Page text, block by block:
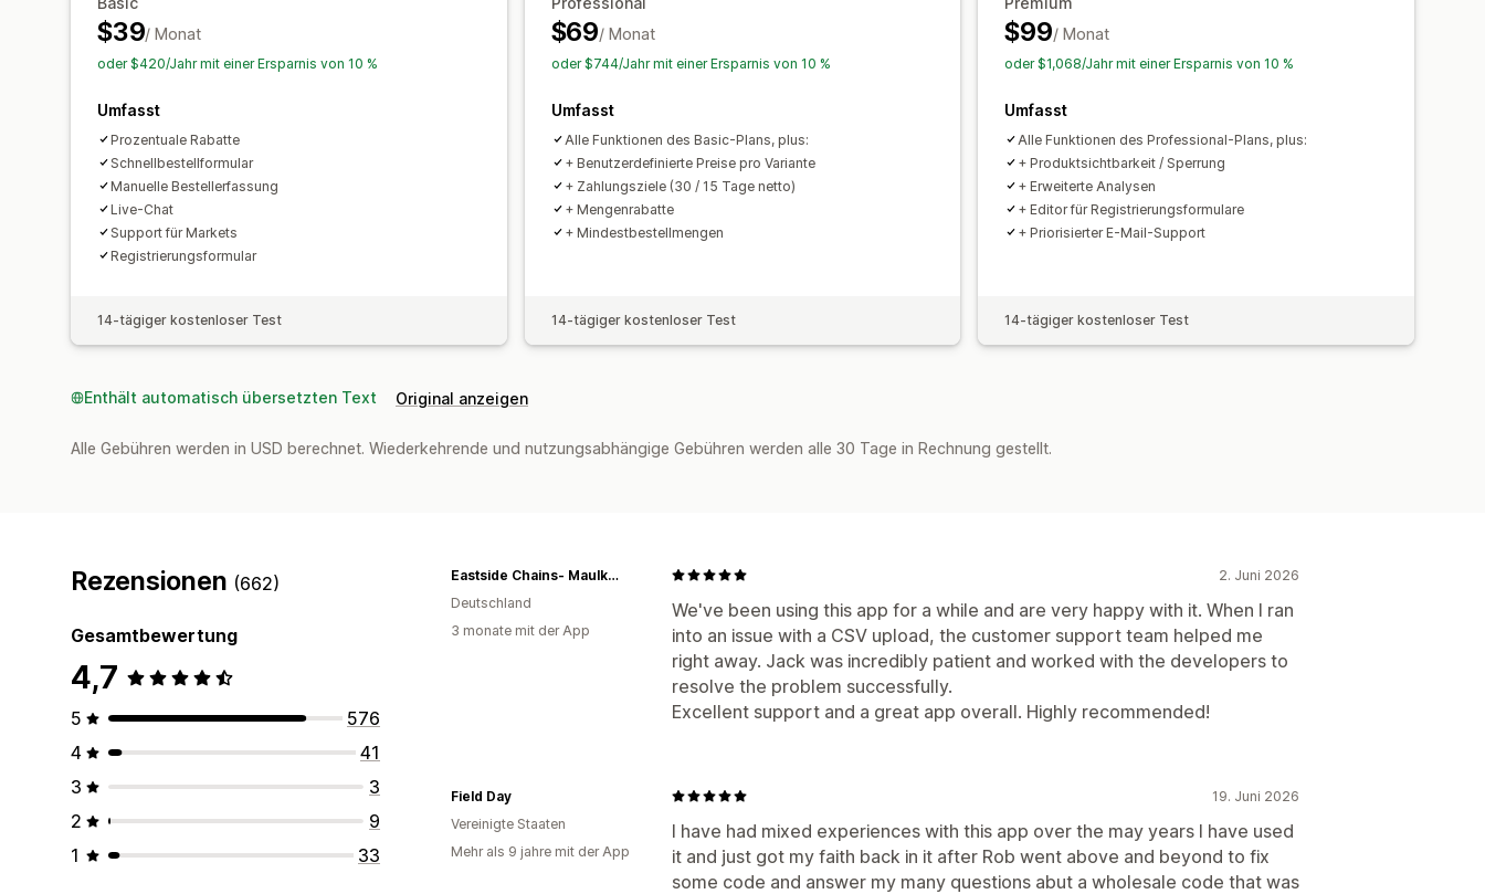
$39/ Monat
oder $420/Jahr mit einer Ersparnis von 10 %
Umfasst
Prozentuale Rabatte
Schnellbestellformular
Manuelle Bestellerfassung
Live-Chat
Support für Markets
Registrierungsformular
14-tägiger kostenloser Test
$69/ Monat
oder $744/Jahr mit einer Ersparnis von 10 %
Umfasst
Alle Funktionen des Basic-Plans, plus:
+ Benutzerdefinierte Preise pro Variante
+ Zahlungsziele (30 / 15 Tage netto)
+ Mengenrabatte
+ Mindestbestellmengen
14-tägiger kostenloser Test
$99/ Monat
oder $1,068/Jahr mit einer Ersparnis von 10 %
Umfasst
Alle Funktionen des Professional-Plans, plus:
+ Produktsichtbarkeit / Sperrung
+ Erweiterte Analysen
+ Editor für Registrierungsformulare
+ Priorisierter E-Mail-Support
14-tägiger kostenloser Test
Enthält automatisch übersetzten Text Original anzeigen
Alle Gebühren werden in USD berechnet. Wiederkehrende und nutzungsabhängige Gebühren werden alle 30 Tage in Rechnung gestellt.
Rezensionen (662)
Gesamtbewertung
4,7
5
576
4
41
3
3
2
9
1
33
2. Juni 2026
We've been using this app for a while and are very happy with it. When I ran
into an issue with a CSV upload, the customer support team helped me
right away. Jack was incredibly patient and worked with the developers to
resolve the problem successfully.
Excellent support and a great app overall. Highly recommended!
Eastside Chains- Maulkorbberatung & Maulkorbmodifizierung
Deutschland
3 monate mit der App
19. Juni 2026
I have had mixed experiences with this app over the may years I have used
it and just got my faith back in it after Rob went above and beyond to fix
some code and answer my many questions abut a wholesale code that was
Field Day
Vereinigte Staaten
Mehr als 9 jahre mit der App